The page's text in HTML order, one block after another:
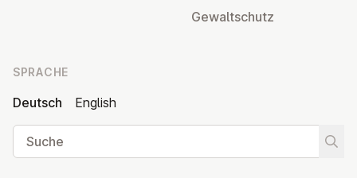
Ge­walt­schutz
SPRACHE
Deutsch
English
Suche